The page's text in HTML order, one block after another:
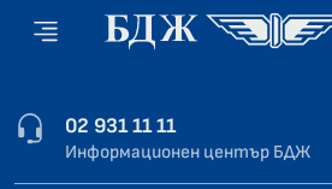
02 931 11 11
Информационен център БДЖ